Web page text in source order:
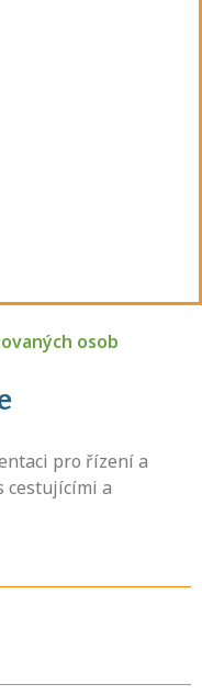
osob
pro řízení a
cestujícími a